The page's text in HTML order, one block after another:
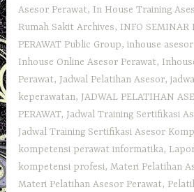
Asesor Perawat, In House Training
Rumah Sakit Archives, INFO SEMINAR
PERAWAT Public Group,inhouse
Inhouse Online Asesor Perawat,
Perawat, Jadwal Pelatihan Asesor,
keperawatan, JADWAL PELATIHAN
PERAWAT, Jadwal Training Sertifikasi
Jadwal Training Sertifikasi Asesor
kompetensi perawat informatika,
kompetensi profesi,Materi Pelatihan
Materi Pelatihan Asesor Perawat,